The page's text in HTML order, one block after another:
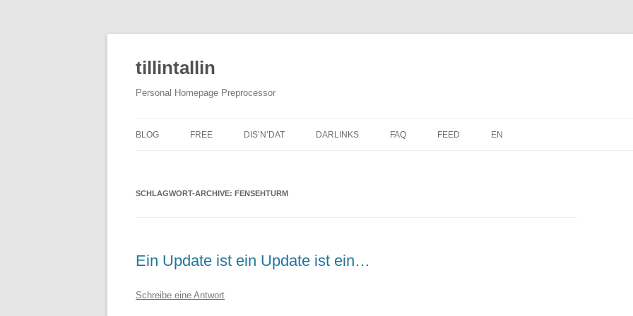
tillintallin
Personal Homepage Preprocessor
Inhalt
BLOG FREE DIS’N’DAT DARLINKS FAQ FEED EN
SCHLAGWORT-ARCHIVE: FENSEHTURM
Ein Update ist ein Update ist ein…
Schreibe eine Antwort